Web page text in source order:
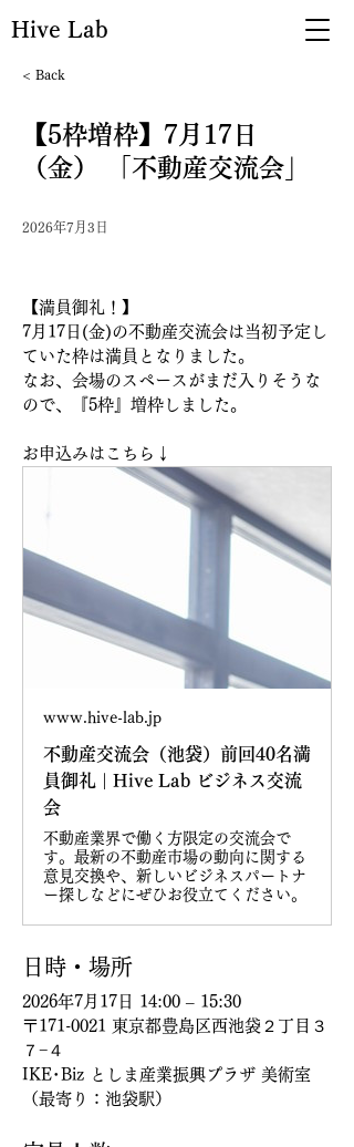
Hive Lab
< Back
【5枠増枠】7月17日
（金） 「不動産交流会」
2026年7月3日
【満員御礼！】
7月17日(金)の不動産交流会は当初予定し
ていた枠は満員となりました。
なお、会場のスペースがまだ入りそうな
ので、『5枠』増枠しました。
お申込みはこちら↓
www.hive-lab.jp
不動産交流会（池袋）前回40名満
員御礼 | Hive Lab ビジネス交流
会
不動産業界で働く方限定の交流会で
す。最新の不動産市場の動向に関する
意見交換や、新しいビジネスパートナ
ー探しなどにぜひお役立てください。
日時・場所
2026年7月17日 14:00 – 15:30
〒171-0021 東京都豊島区西池袋２丁目３
７−４
IKE･Biz としま産業振興プラザ 美術室
（最寄り：池袋駅）